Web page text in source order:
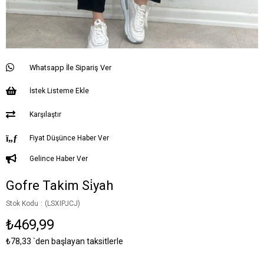
Whatsapp İle Sipariş Ver
İstek Listeme Ekle
Karşılaştır
Fiyat Düşünce Haber Ver
Gelince Haber Ver
Gofre Takim Si̇yah
Stok Kodu (LSXIPJCJ)
₺469,99
₺78,33 `den başlayan taksitlerle